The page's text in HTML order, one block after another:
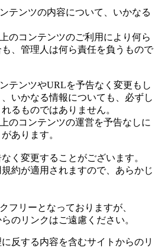
テンツの内容について、いかなる
のコンテンツのご利用により何ら
、管理人は何ら責任を負うもので
テンツやURLを予告なく変更もし
いかなる情報についても、必ずし
るものではありません。
のコンテンツの運営を予告なしに
あります。
く変更することがございます。
約が適用されますので、あらかじ
フリーとなっておりますが、
のリンクはご遠慮ください。
反する内容を含むサイトからのリ